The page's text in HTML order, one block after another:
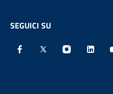
SEGUICI SU